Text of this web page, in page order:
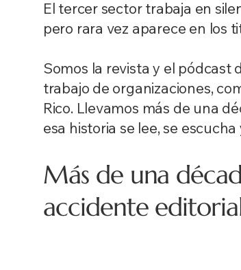
El tercer sector trabaja en
pero rara vez aparece en los
Somos la revista y el pódcast
trabajo de organizaciones,
Rico. Llevamos más de una
esa historia se lee, se
Más de una
accidente